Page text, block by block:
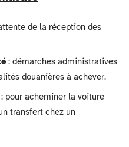
de la réception des
: démarches administratives
douanières à achever.
: pour acheminer la voiture
transfert chez un